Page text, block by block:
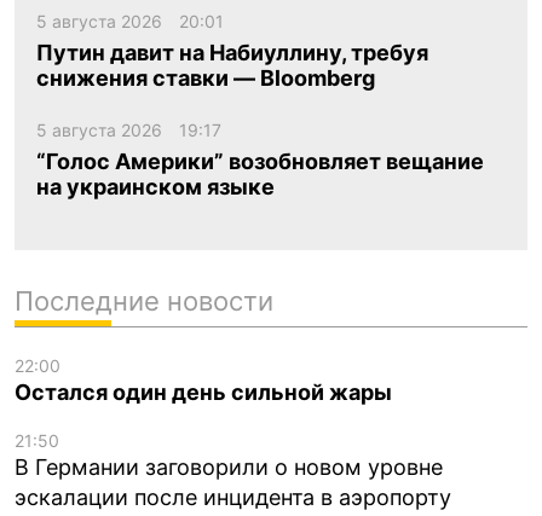
5 августа 2026 20:01
Путин давит на Набиуллину, требуя
снижения ставки — Bloomberg
5 августа 2026 19:17
“Голос Америки” возобновляет вещание
на украинском языке
Последние новости
22:00
Остался один день сильной жары
21:50
В Германии заговорили о новом уровне
эскалации после инцидента в аэропорту